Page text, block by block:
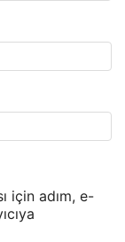
için adım, e-